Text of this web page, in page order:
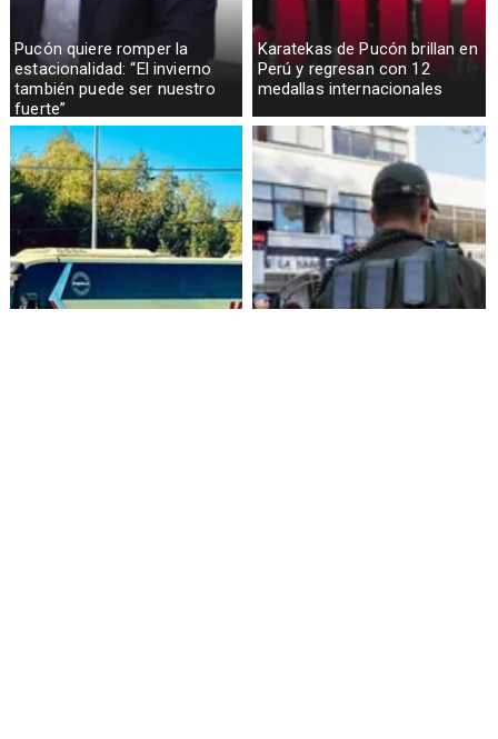
Pucón quiere romper la
estacionalidad: “El invierno
también puede ser nuestro
fuerte”
Karatekas de Pucón brillan en
Perú y regresan con 12
medallas internacionales